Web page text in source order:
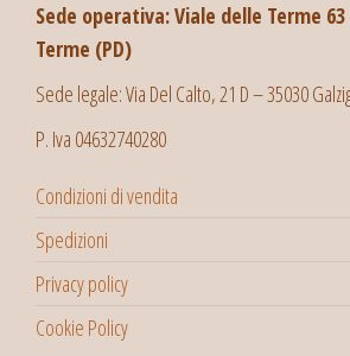
Sede operativa: Viale delle Terme 63
Terme (PD)
Sede legale: Via Del Calto, 21 D – 35030
P. Iva 04632740280
Condizioni di vendita
Spedizioni
Privacy policy
Cookie Policy